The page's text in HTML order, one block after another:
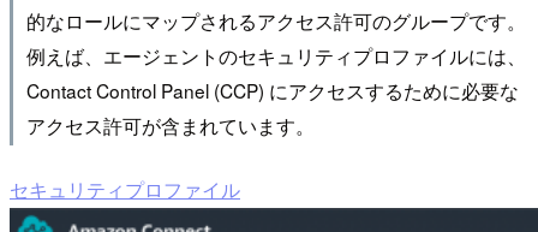
的なロールにマップされるアクセス許可のグループです。
例えば、エージェントのセキュリティプロファイルには、
Contact Control Panel (CCP) にアクセスするために必要な
アクセス許可が含まれています。
セキュリティプロファイル